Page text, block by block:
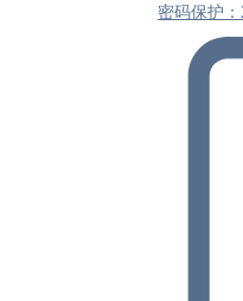
密码保护